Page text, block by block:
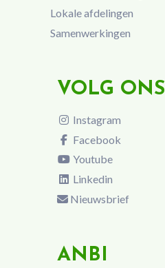
Lokale afdelingen
Samenwerkingen
VOLG ONS
Instagram
Facebook
Youtube
Linkedin
Nieuwsbrief
ANBI